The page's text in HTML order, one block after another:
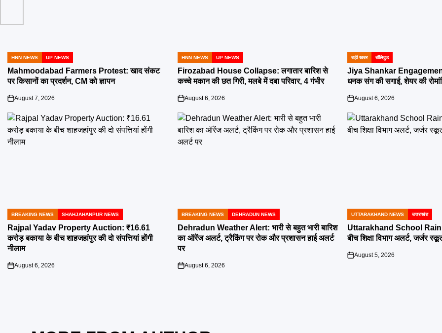
POSTED
IN
HNN NEWS UP NEWS
Mahmoodabad Farmers Protest: खाद संकट
पर किसानों का प्रदर्शन, CM को ज्ञापन
on
August 7, 2026
POSTED
IN
HNN NEWS UP NEWS
Firozabad House Collapse: लगातार बारिश से
कच्चे मकान की छत गिरी, मलबे में दबा परिवार, 4 गंभीर
on
August 6, 2026
POSTED
IN
बड़ी खबर बॉलिवुड
Jiya Shankar
धनक संग की सगाई, शेयर की
on
August 6, 2026
POSTED
IN
BREAKING NEWS SHAHJAHANPUR NEWS
Rajpal Yadav Property Auction: ₹16.61
करोड़ बकाया के बीच शाहजहांपुर की दो संपत्तियां होंगी
नीलाम
on
August 6, 2026
POSTED
IN
BREAKING NEWS DEHRADUN NEWS
Dehradun Weather Alert: भारी से बहुत भारी बारिश
का ऑरेंज अलर्ट, ट्रैकिंग पर रोक और प्रशासन हाई अलर्ट
पर
on
August 6, 2026
POSTED
IN
UTTARAKHAND NEWS उत्तराखंड
Uttarakhand School Rain
बीच शिक्षा विभाग अलर्ट, जर्जर
on
August 5, 2026